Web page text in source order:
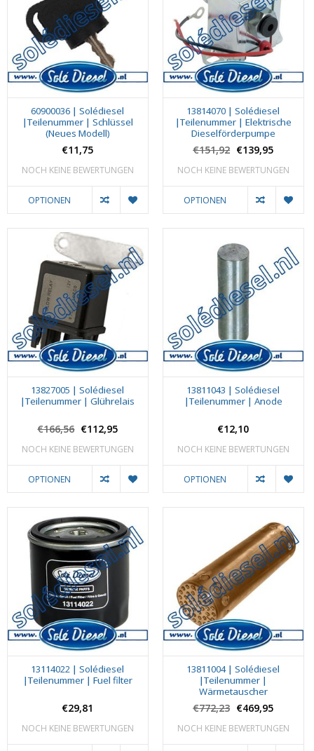
60900036 | Solédiesel
|Teilenummer | Schlüssel
(Neues Modell)
€11,75
NOCH KEINE BEWERTUNGEN
OPTIONEN
13814070 | Solédiesel
|Teilenummer | Elektrische
Dieselförderpumpe
€151,92 €139,95
NOCH KEINE BEWERTUNGEN
OPTIONEN
13827005 | Solédiesel
|Teilenummer | Glührelais
€166,56 €112,95
NOCH KEINE BEWERTUNGEN
OPTIONEN
13811043 | Solédiesel
|Teilenummer | Anode
€12,10
NOCH KEINE BEWERTUNGEN
OPTIONEN
13114022 | Solédiesel
|Teilenummer | Fuel filter
€29,81
NOCH KEINE BEWERTUNGEN
13811004 | Solédiesel
|Teilenummer |
Wärmetauscher
€772,23 €469,95
NOCH KEINE BEWERTUNGEN